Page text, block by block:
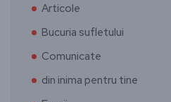
Articole
Bucuria sufletului
Comunicate
din inima pentru tine